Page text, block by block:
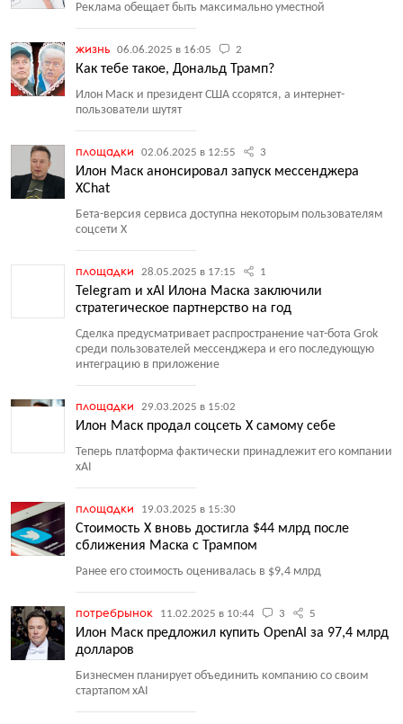
Реклама обещает быть максимально уместной
жизнь 06.06.2025 в 16:05 2
Как тебе такое, Дональд Трамп?
Илон Маск и президент США ссорятся, а интернет-
пользователи шутят
площадки 02.06.2025 в 12:55 3
Илон Маск анонсировал запуск мессенджера
XChat
Бета-версия сервиса доступна некоторым пользователям
соцсети X
площадки 28.05.2025 в 17:15 1
Telegram и xAI Илона Маска заключили
стратегическое партнерство на год
Сделка предусматривает распространение чат-бота Grok
среди пользователей мессенджера и его последующую
интеграцию в приложение
площадки 29.03.2025 в 15:02
Илон Маск продал соцсеть X самому себе
Теперь платформа фактически принадлежит его компании
xAI
площадки 19.03.2025 в 15:30
Стоимость X вновь достигла $44 млрд после
сближения Маска с Трампом
Ранее его стоимость оценивалась в $9,4 млрд
потребрынок 11.02.2025 в 10:44 3 5
Илон Маск предложил купить OpenAI за 97,4 млрд
долларов
Бизнесмен планирует объединить компанию со своим
стартапом xAI